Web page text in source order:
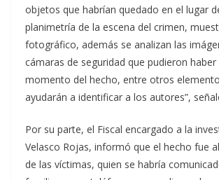
objetos que habrían quedado en el lugar
planimetría de la escena del crimen,
fotográfico, además se analizan las
cámaras de seguridad que pudieron
momento del hecho, entre otros
ayudarán a identificar a los autores”,
Por su parte, el Fiscal encargado a la
Velasco Rojas, informó que el hecho fue
de las víctimas, quien se habría